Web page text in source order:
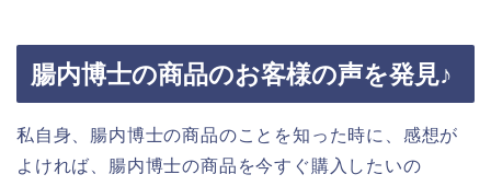
腸内博士の商品のお客様の声を発見♪
私自身、腸内博士の商品のことを知った時に、感想が
よければ、腸内博士の商品を今すぐ購入したいの